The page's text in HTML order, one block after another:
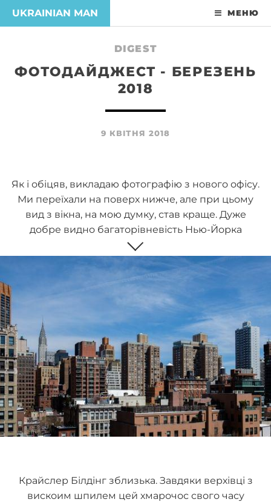
UKRAINIAN MAN МЕНЮ
DIGEST
ФОТОДАЙДЖЕСТ - БЕРЕЗЕНЬ
2018
9 КВІТНЯ 2018
Як і обіцяв, викладаю фотографію з нового офісу.
Ми переїхали на поверх нижче, але при цьому
вид з вікна, на мою думку, став краще. Дуже
добре видно багаторівневість Нью-Йорка
Крайслер Білдінг зблизька. Завдяки верхівці з
вискоим шпилем цей хмарочос свого часу